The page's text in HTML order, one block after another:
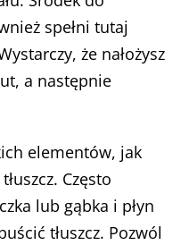
spełni tutaj
że nałożysz
a następnie
elementów, jak
Często
lub gąbka i płyn
tłuszcz. Pozwól